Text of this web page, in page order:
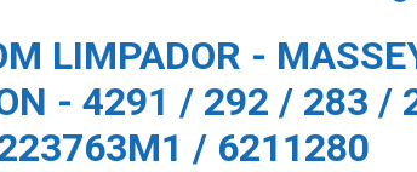
LIMPADOR -
- 4291 / 292 / 283 /
/ 6211280